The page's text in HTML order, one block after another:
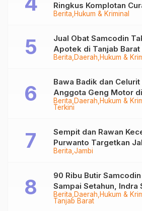
Berita Hukum & Kriminal
Ringkus Komplotan
Tungkal
Berita Daerah Hukum &
Jual Obat Samcodin
Apotek di Tanjab Barat
Berita Daerah Hukum &
Terkini
Bawa Badik dan
Anggota Geng Motor
Diringkus
Berita Jambi
Sempit dan Rawan
Purwanto Targetkan
Tungkal-Jambi Mulus di
Berita Daerah Hukum &
Tanjab Barat
90 Ribu Butir
Sampai Setahun, Indra
Audit Menyeluruh